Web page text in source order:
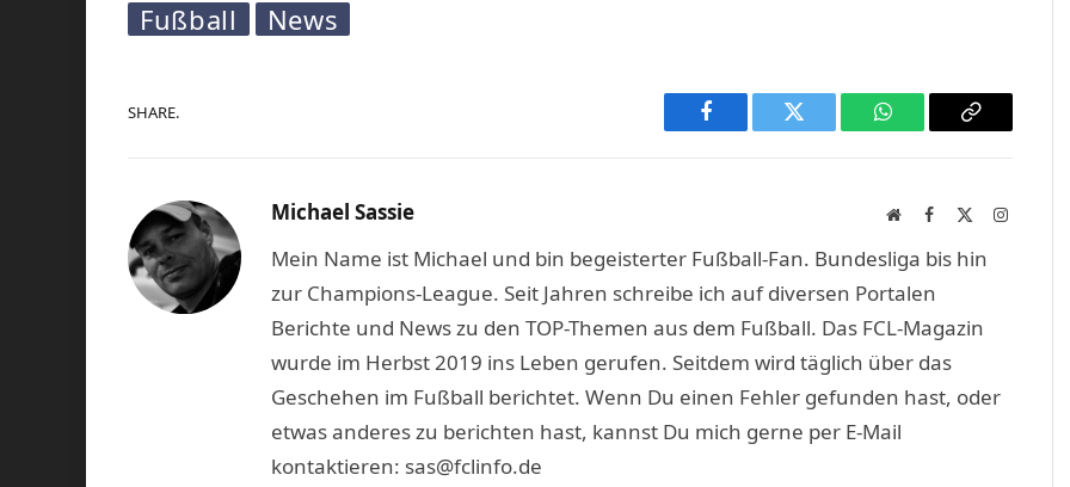
Fußball News
SHARE.
Facebook Twitter WhatsAppCopy
Michael Sassie WebsiteFacebook
Mein Name ist Michael und bin begeisterter Fußball-Fan. Bundesliga bis hin
zur Champions-League. Seit Jahren schreibe ich auf diversen Portalen
Berichte und News zu den TOP-Themen aus dem Fußball. Das FCL-Magazin
wurde im Herbst 2019 ins Leben gerufen. Seitdem wird täglich über das
Geschehen im Fußball berichtet. Wenn Du einen Fehler gefunden hast, oder
etwas anderes zu berichten hast, kannst Du mich gerne per E-Mail
kontaktieren: sas@fclinfo.de